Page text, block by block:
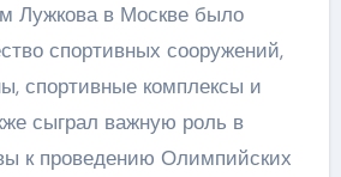
Лужкова в Москве было
спортивных сооружений,
спортивные комплексы и
сыграл важную роль в
к проведению Олимпийских